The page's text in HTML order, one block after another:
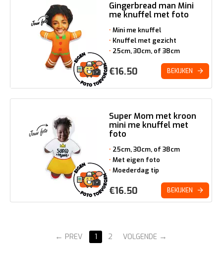
Gingerbread man Mini
me knuffel met foto
Mini me knuffel
Knuffel met gezicht
25cm, 30cm, of 38cm
€16.50 BEKIJKEN
Super Mom met kroon
mini me knuffel met
foto
25cm, 30cm, of 38cm
Met eigen foto
Moederdag tip
€16.50 BEKIJKEN
PREV 1 2 VOLGENDE